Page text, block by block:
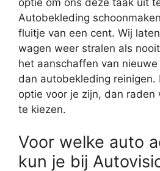
Autobekleding
fluitje van een cent. Wij
wagen weer stralen als
het aanschaffen van
dan autobekleding
optie voor je zijn, dan raden
te kiezen.
Voor welke auto
kun je bij